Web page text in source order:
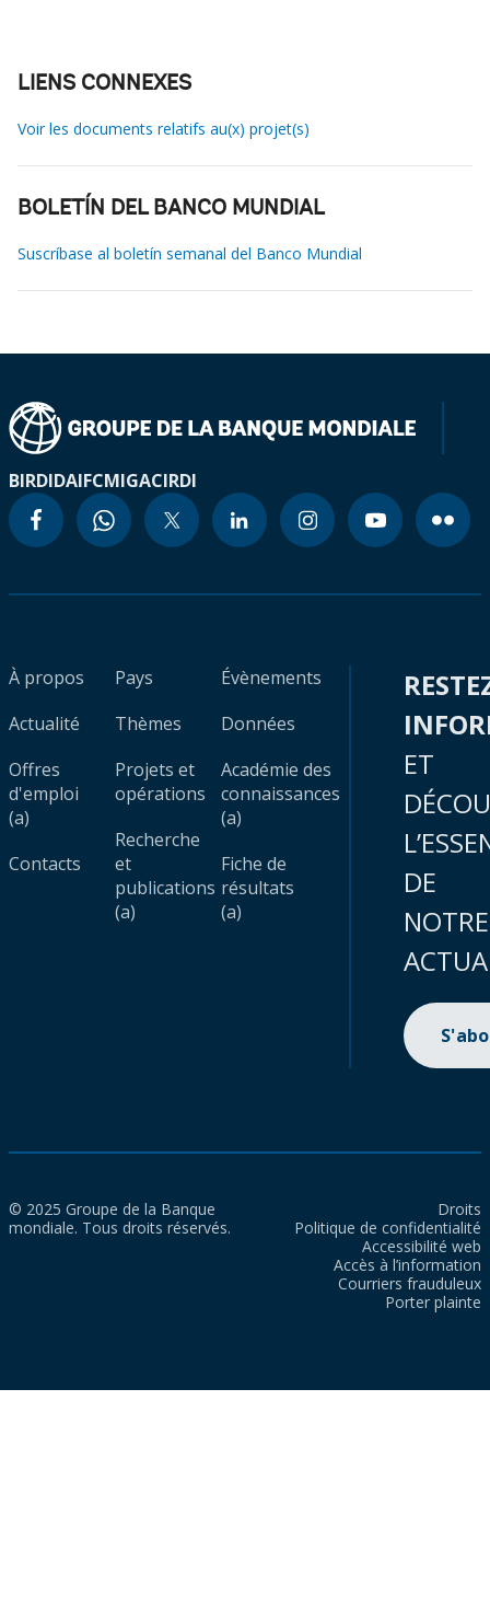
LIENS CONNEXES
Voir les documents relatifs au(x) projet(s)
BOLETÍN DEL BANCO MUNDIAL
Suscríbase al boletín semanal del Banco Mundial
BIRDIDAIFCMIGACIRDI
À propos
Actualité
Offres
d'emploi
(a)
Contacts
Pays
Thèmes
Projets et
opérations
Recherche
et
publications
(a)
Évènements
Données
Académie des
connaissances
(a)
Fiche de
résultats
(a)
ET
DE
NOTRE
© 2025 Groupe de la Banque
mondiale. Tous droits réservés.
Droits
Politique de confidentialité
Accessibilité web
Accès à l’information
Courriers frauduleux
Porter plainte